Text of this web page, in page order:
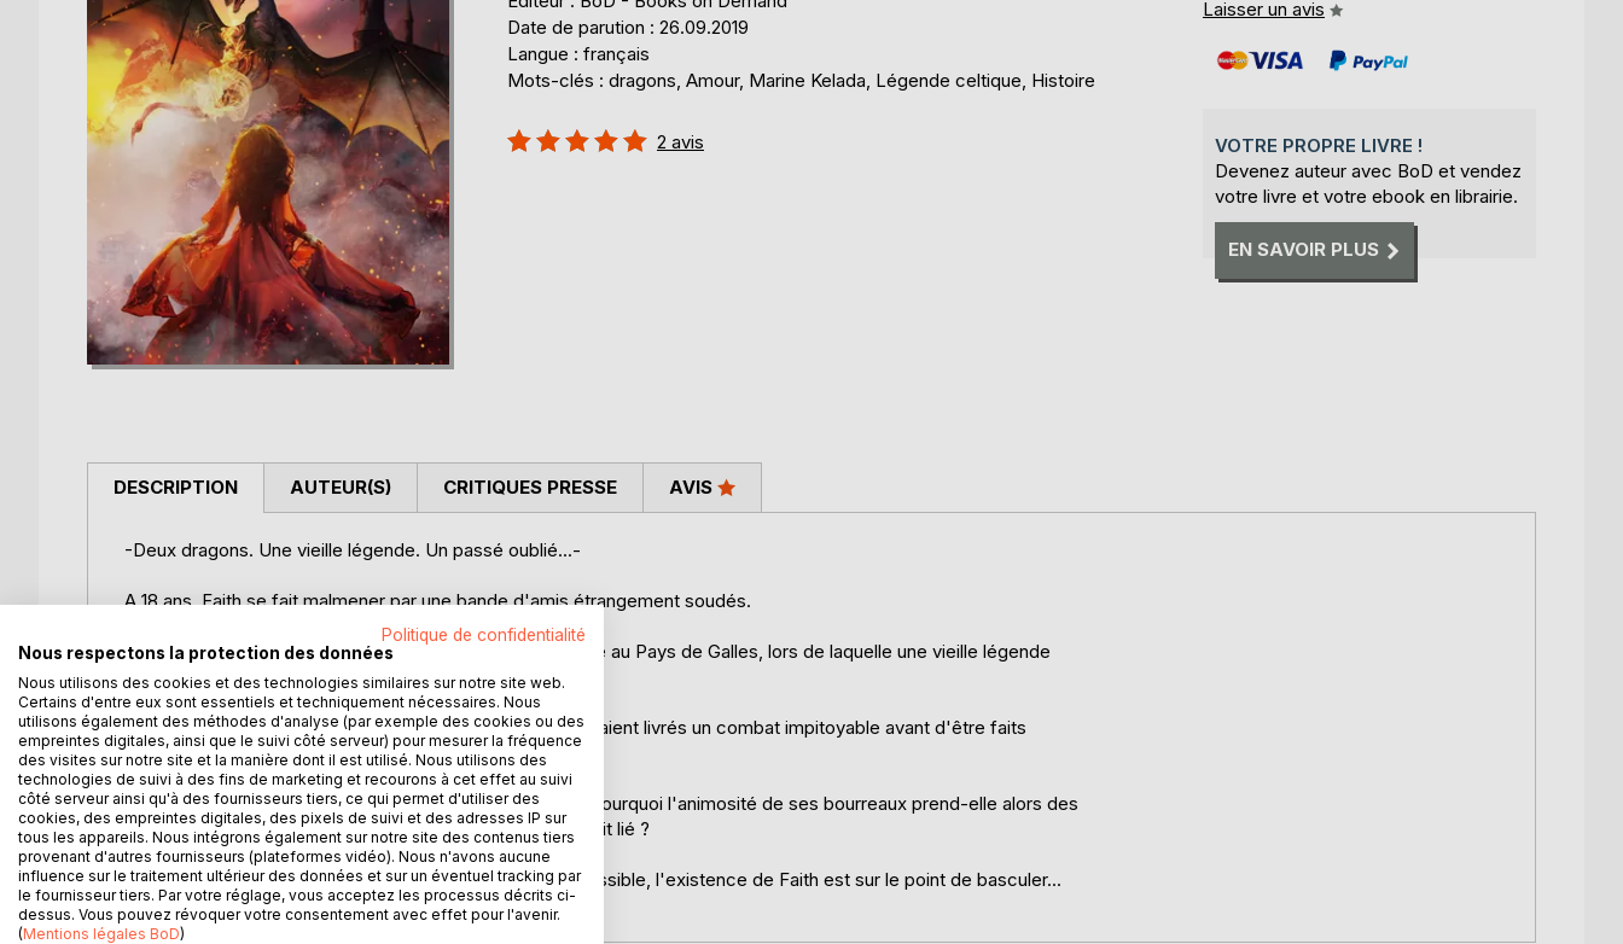
Date de parution : 26.09.2019
Langue : français
Mots-clés : dragons, Amour, Marine Kelada, Légende celtique, Histoire
Évaluation:
2 avis
Laisser un avis
VOTRE PROPRE LIVRE !
Devenez auteur avec BoD et vendez
votre livre et votre ebook en librairie.
EN SAVOIR PLUS
DESCRIPTION
-Deux dragons. Une vieille légende. Un passé oublié...-
A 18 ans, Faith se fait malmener par une bande d'amis étrangement soudés.
Pour échapper à son triste quotidien, elle s'offre une virée au Pays de Galles, lors de laquelle une vieille légende
celtique l'interpelle plus que de raison.
On raconte que des siècles plus tôt, deux dragons se seraient livrés un combat impitoyable avant d'être faits
prisonniers des montagnes.
Mais pourquoi cette légende l'obsède-t-elle autant ? Et pourquoi l'animosité de ses bourreaux prend-elle alors des
proportions si menaçantes ? Serait-il possible que tout soit lié ?
Entre danger, secrets, sorcellerie, Histoire et amour impossible, l'existence de Faith est sur le point de basculer...
ou de s'illuminer...
AUTEUR(S) CRITIQUES PRESSE AVIS
Politique de confidentialité
Nous respectons la protection des données
Nous utilisons des cookies et des technologies similaires sur notre site web.
Certains d'entre eux sont essentiels et techniquement nécessaires. Nous
utilisons également des méthodes d'analyse (par exemple des cookies ou des
empreintes digitales, ainsi que le suivi côté serveur) pour mesurer la fréquence
des visites sur notre site et la manière dont il est utilisé. Nous utilisons des
technologies de suivi à des fins de marketing et recourons à cet effet au suivi
côté serveur ainsi qu'à des fournisseurs tiers, ce qui permet d'utiliser des
cookies, des empreintes digitales, des pixels de suivi et des adresses IP sur
tous les appareils. Nous intégrons également sur notre site des contenus tiers
provenant d'autres fournisseurs (plateformes vidéo). Nous n'avons aucune
influence sur le traitement ultérieur des données et sur un éventuel tracking par
le fournisseur tiers. Par votre réglage, vous acceptez les processus décrits ci-
dessus. Vous pouvez révoquer votre consentement avec effet pour l'avenir.
(Mentions légales BoD)